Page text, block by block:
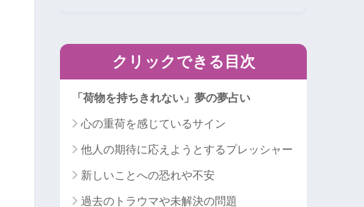
クリックできる目次
「荷物を持ちきれない」夢の夢占い
心の重荷を感じているサイン
他人の期待に応えようとするプレッシャー
新しいことへの恐れや不安
過去のトラウマや未解決の問題